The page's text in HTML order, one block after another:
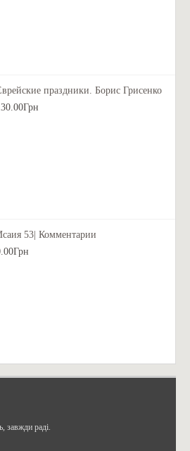
праздники. Борис Грисенко
53| Комментарии
завжди раді.